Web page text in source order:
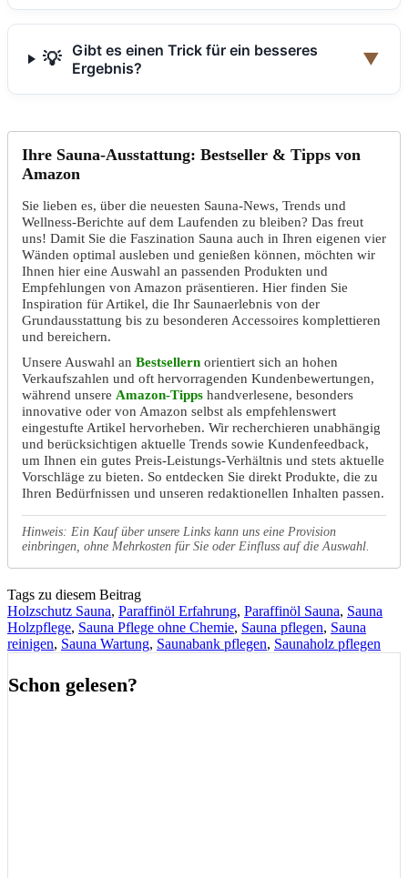
💡
Gibt es einen Trick für ein besseres
Ergebnis?
▼
Ihre Sauna-Ausstattung: Bestseller & Tipps von
Amazon
Sie lieben es, über die neuesten Sauna-News, Trends und
Wellness-Berichte auf dem Laufenden zu bleiben? Das freut
uns! Damit Sie die Faszination Sauna auch in Ihren eigenen vier
Wänden optimal ausleben und genießen können, möchten wir
Ihnen hier eine Auswahl an passenden Produkten und
Empfehlungen von Amazon präsentieren. Hier finden Sie
Inspiration für Artikel, die Ihr Saunaerlebnis von der
Grundausstattung bis zu besonderen Accessoires komplettieren
und bereichern.
Unsere Auswahl an Bestsellern orientiert sich an hohen
Verkaufszahlen und oft hervorragenden Kundenbewertungen,
während unsere Amazon-Tipps handverlesene, besonders
innovative oder von Amazon selbst als empfehlenswert
eingestufte Artikel hervorheben. Wir recherchieren unabhängig
und berücksichtigen aktuelle Trends sowie Kundenfeedback,
um Ihnen ein gutes Preis-Leistungs-Verhältnis und stets aktuelle
Vorschläge zu bieten. So entdecken Sie direkt Produkte, die zu
Ihren Bedürfnissen und unseren redaktionellen Inhalten passen.
Hinweis: Ein Kauf über unsere Links kann uns eine Provision
einbringen, ohne Mehrkosten für Sie oder Einfluss auf die Auswahl.
Tags zu diesem Beitrag
Holzschutz Sauna, Paraffinöl Erfahrung, Paraffinöl Sauna, Sauna
Holzpflege, Sauna Pflege ohne Chemie, Sauna pflegen, Sauna
reinigen, Sauna Wartung, Saunabank pflegen, Saunaholz pflegen
Schon gelesen?